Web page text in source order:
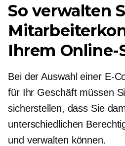
So verwalten
Ihrem Online-
Bei der Auswahl einer E-
für Ihr Geschäft müssen
sicherstellen, dass Sie
unterschiedlichen
und verwalten können.